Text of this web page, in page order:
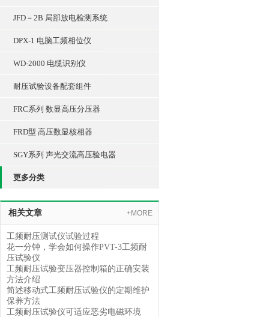
JFD－2B 局部放电检测系统
DPX-1 电脑工频相位仪
WD-2000 电缆识别仪
耐压试验设备配套组件
FRC系列 数显高压分压器
FRD型 高压数显核相器
SGY系列 声光交流高压验电器
更多分类
相关文章 +MORE
工频耐压测试仪试验过程
花一分钟，学会如何操作PVT-3工频耐
压试验仪
工频耐压试验变压器控制箱的正确安装
方法介绍
简述移动式工频耐压试验仪的定期维护
保养方法
工频耐压试验仪可适应恶劣电磁环境